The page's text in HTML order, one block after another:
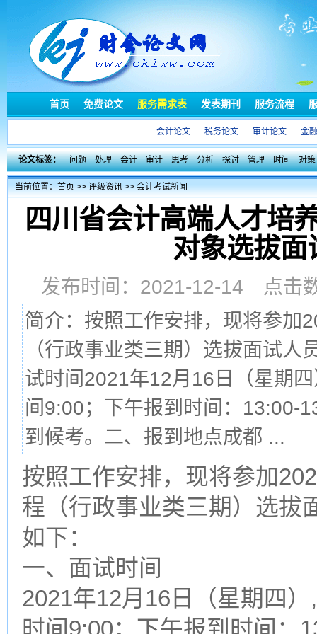
首页 免费论文 服务需求表 发表期刊 服务流程
会计论文 税务论文 审计论文 金
论文标签： 问题 处理 会计 审计 思考 分析 探讨 管理 时间 对策
当前位置：首页>>评级资讯>>会计考试新闻
四川省会计高端人才培
对象选拔面
发布时间：2021-12-14 点
简介：按照工作安排，现将参加
（行政事业类三期）选拔面试
试时间2021年12月16日（星期
间9:00；下午报到时间：13:00-
到候考。二、报到地点成都 ...
按照工作安排，现将参加
程（行政事业类三期）选拔
如下：
一、面试时间
2021年12月16日（星期四
时间9:00；下午报到时间：